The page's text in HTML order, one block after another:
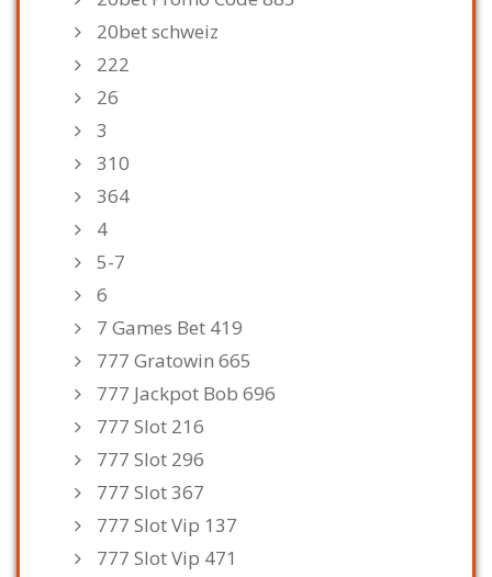
20bet schweiz
222
26
3
310
364
4
5-7
6
7 Games Bet 419
777 Gratowin 665
777 Jackpot Bob 696
777 Slot 216
777 Slot 296
777 Slot 367
777 Slot Vip 137
777 Slot Vip 471